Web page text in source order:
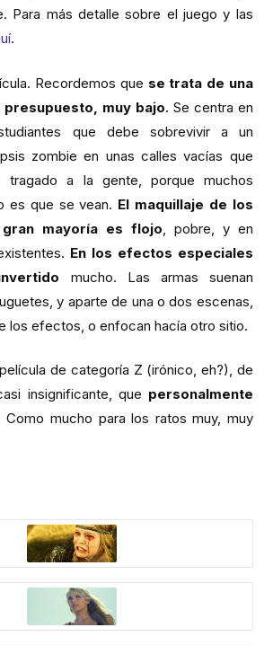
Para más detalle sobre el juego y las
.
Recordemos que se trata de una
muy bajo. Se centra en
que debe sobrevivir a un
zombie en unas calles vacías que
tragado a la gente, porque muchos
es que se vean. El maquillaje de los
mayoría es flojo , pobre, y en
En los efectos especiales
mucho. Las armas suenan
y aparte de una o dos escenas,
los efectos, o enfocan hacía otro sitio.
de categoría Z (irónico, eh?), de
insignificante, que personalmente
Como mucho para los ratos muy, muy